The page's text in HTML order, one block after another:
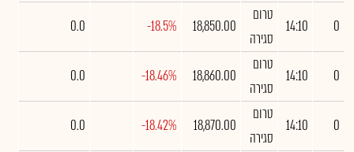
0
14:10
טרום
סגירה
18,850.00
-18.5%
0.0
0
14:10
טרום
סגירה
18,860.00
-18.46%
0.0
0
14:10
טרום
סגירה
18,870.00
-18.42%
0.0